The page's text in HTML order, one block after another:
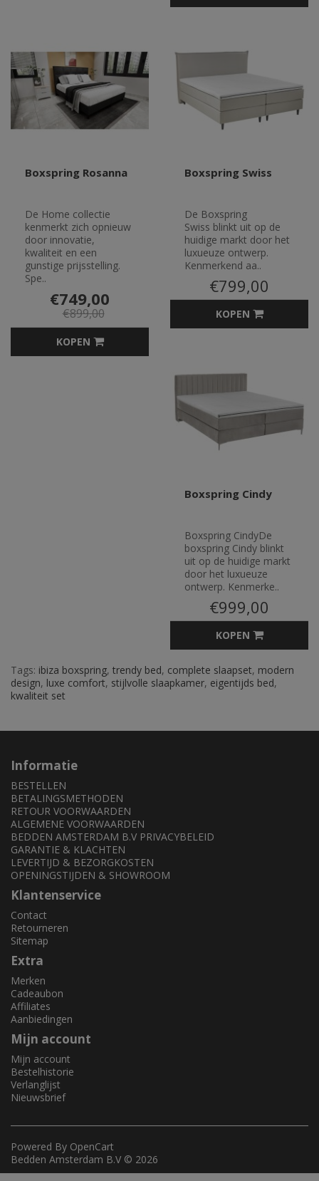
Boxspring Rosanna
De Home collectie
kenmerkt zich opnieuw
door innovatie,
kwaliteit en een
gunstige prijsstelling.
Spe..
€749,00
€899,00
KOPEN
Boxspring Swiss
De Boxspring
Swiss blinkt uit op de
huidige markt door het
luxueuze ontwerp.
Kenmerkend aa..
€799,00
KOPEN
Boxspring Cindy
Boxspring CindyDe
boxspring Cindy blinkt
uit op de huidige markt
door het luxueuze
ontwerp. Kenmerke..
€999,00
KOPEN
Tags: ibiza boxspring, trendy bed, complete slaapset, modern
design, luxe comfort, stijlvolle slaapkamer, eigentijds bed,
kwaliteit set
Informatie
BESTELLEN
BETALINGSMETHODEN
RETOUR VOORWAARDEN
ALGEMENE VOORWAARDEN
BEDDEN AMSTERDAM B.V PRIVACYBELEID
GARANTIE & KLACHTEN
LEVERTIJD & BEZORGKOSTEN
OPENINGSTIJDEN & SHOWROOM
Klantenservice
Contact
Retourneren
Sitemap
Extra
Merken
Cadeaubon
Affiliates
Aanbiedingen
Mijn account
Mijn account
Bestelhistorie
Verlanglijst
Nieuwsbrief
Powered By OpenCart
Bedden Amsterdam B.V © 2026